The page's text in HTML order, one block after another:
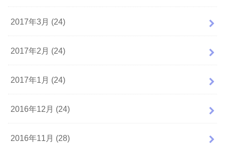
2017年3月 (24)
2017年2月 (24)
2017年1月 (24)
2016年12月 (24)
2016年11月 (28)